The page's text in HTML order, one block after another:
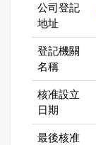
公司登記
地址
登記機關
名稱
核准設立
日期
最後核准